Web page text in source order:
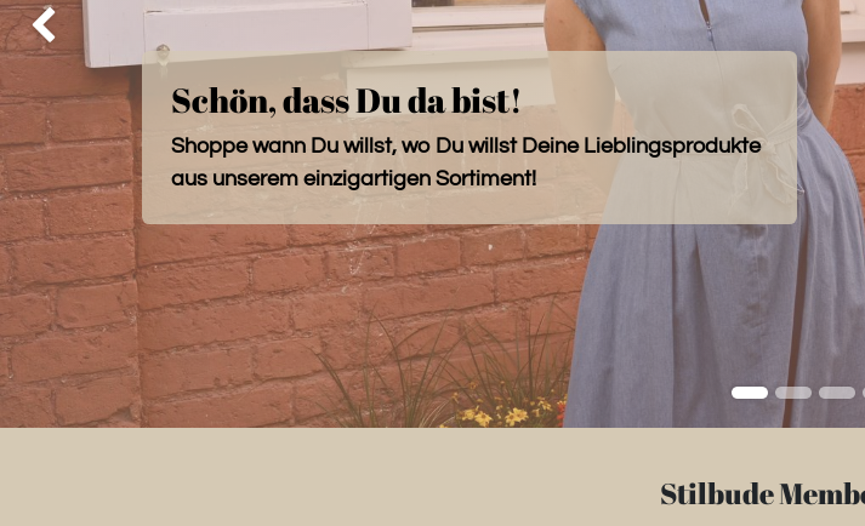
Schön, dass Du da bist!
Shoppe wann Du willst, wo Du willst Deine Lieblingsprodukte
aus unserem einzigartigen Sortiment!
Zurück
Stilbude